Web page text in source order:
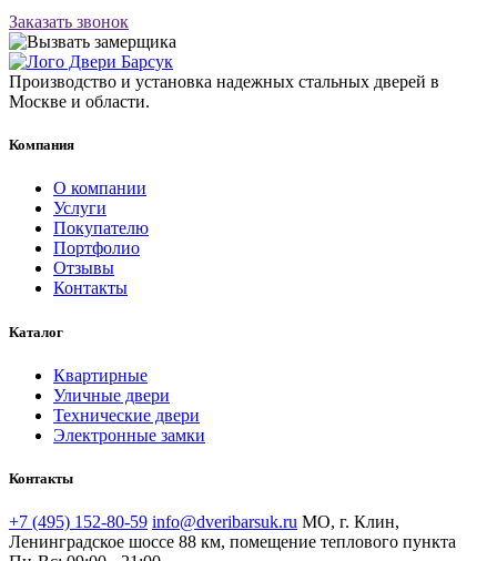
Заказать звонок
Производство и установка надежных стальных дверей в
Москве и области.
Компания
О компании
Услуги
Покупателю
Портфолио
Отзывы
Контакты
Каталог
Квартирные
Уличные двери
Технические двери
Электронные замки
Контакты
+7 (495) 152-80-59 info@dveribarsuk.ru МО, г. Клин,
Ленинградское шоссе 88 км, помещение теплового пункта